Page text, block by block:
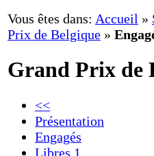
Vous êtes dans: Accueil »
Prix de Belgique »
Grand Prix de
<<
Présentation
Engagés
Libres 1